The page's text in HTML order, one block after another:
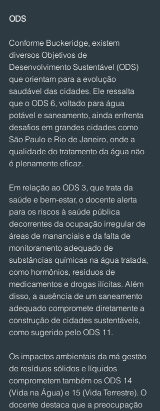
ODS
Conforme Buckeridge, existem
diversos Objetivos de
Desenvolvimento Sustentável (ODS)
que orientam para a evolução
saudável das cidades. Ele ressalta
que o ODS 6, voltado para água
potável e saneamento, ainda enfrenta
desafios em grandes cidades como
São Paulo e Rio de Janeiro, onde a
qualidade do tratamento da água não
é plenamente eficaz.
Em relação ao ODS 3, que trata da
saúde e bem-estar, o docente alerta
para os riscos à saúde pública
decorrentes da ocupação irregular de
áreas de mananciais e da falta de
monitoramento adequado de
substâncias químicas na água tratada,
como hormônios, resíduos de
medicamentos e drogas ilícitas. Além
disso, a ausência de um saneamento
adequado compromete diretamente a
construção de cidades sustentáveis,
como sugerido pelo ODS 11.
Os impactos ambientais da má gestão
de resíduos sólidos e líquidos
comprometem também os ODS 14
(Vida na Água) e 15 (Vida Terrestre). O
docente destaca que a preocupação